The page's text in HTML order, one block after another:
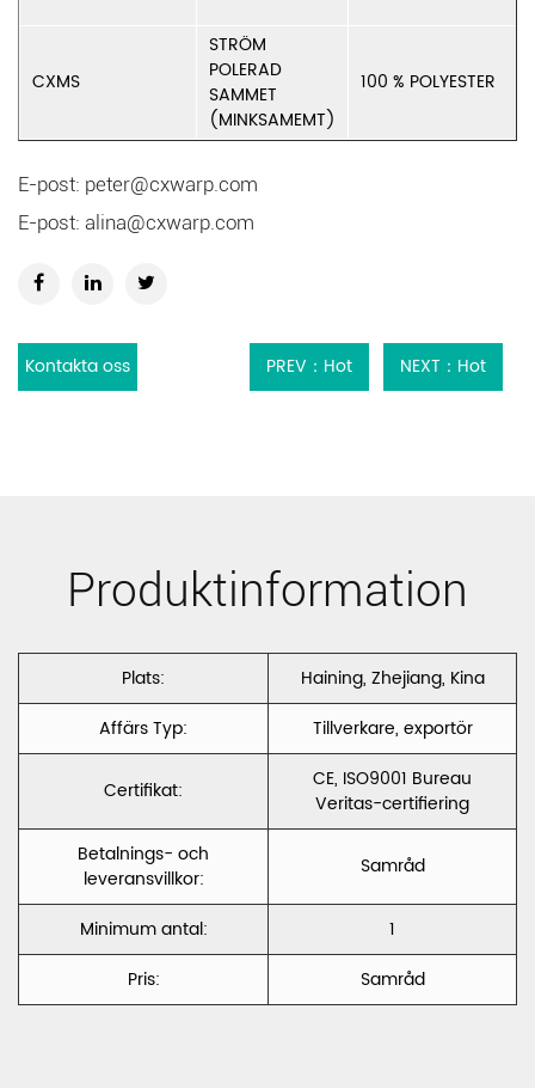
CXMS
STRÖM
POLERAD
SAMMET
(MINKSAMEMT)
100 % POLYESTER
E-post: peter@cxwarp.com
E-post: alina@cxwarp.com
Kontakta oss
PREV：Hot
NEXT：Hot
sammet
Shinning
Velvet CXIV
Produktinformation
Plats:
Haining, Zhejiang, Kina
Affärs Typ:
Tillverkare, exportör
Certifikat:
CE, ISO9001 Bureau
Veritas-certifiering
Betalnings- och
leveransvillkor:
Samråd
Minimum antal:
1
Pris:
Samråd